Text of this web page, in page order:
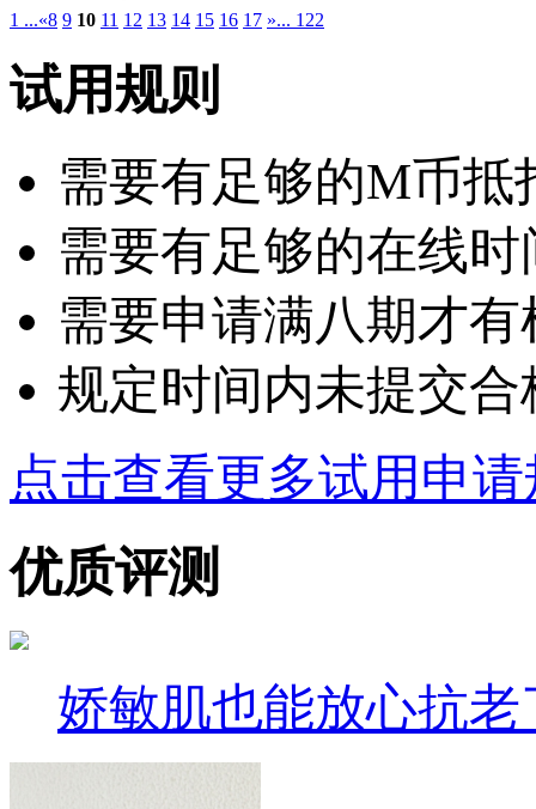
1 ...«8 9 10 11 12 13 14 15 16 17 »... 122
试用规则
需要有足够的M币抵
需要有足够的在线
需要申请满八期才
规定时间内未提交
点击查看更多试用申
优质评测
娇敏肌也能放心抗老